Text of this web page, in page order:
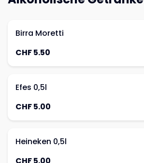
Birra Moretti
CHF 5.50
Efes 0,5l
CHF 5.00
Heineken 0,5l